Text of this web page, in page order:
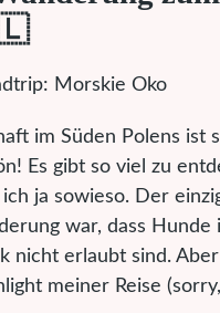
im Süden Polens ist
Es gibt so viel zu
ja sowieso. Der
war, dass Hunde
nicht erlaubt sind.
meiner Reise